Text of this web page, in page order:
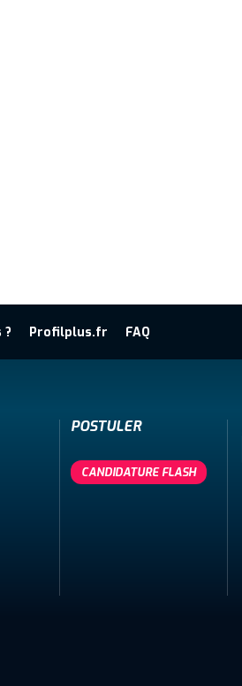
? Profilplus.fr FAQ
POSTULER
CANDIDATURE FLASH